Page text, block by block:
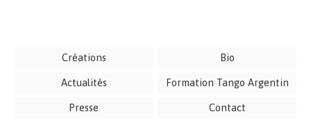
Créations Bio
Actualités Formation Tango Argentin
Presse Contact